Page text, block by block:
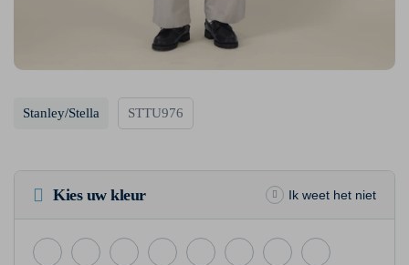
Stanley/Stella STTU976
Kies uw kleur Ik weet het niet